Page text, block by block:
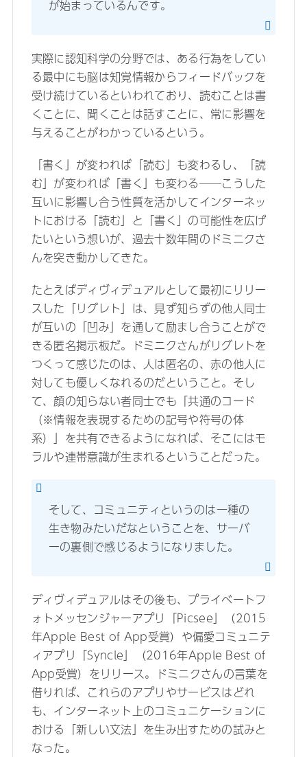
が始まっているんです。
実際に認知科学の分野では、ある行為をしてい
る最中にも脳は知覚情報からフィードバックを
受け続けているといわれており、読むことは書
くことに、聞くことは話すことに、常に影響を
与えることがわかっているという。
「書く」が変われば「読む」も変わるし、「読
む」が変われば「書く」も変わる──こうした
互いに影響し合う性質を活かしてインターネッ
トにおける「読む」と「書く」の可能性を広げ
たいという想いが、過去十数年間のドミニクさ
んを突き動かしてきた。
たとえばディヴィデュアルとして最初にリリー
スした「リグレト」は、見ず知らずの他人同士
が互いの「凹み」を通して励まし合うことがで
きる匿名掲示板だ。ドミニクさんがリグレトを
つくって感じたのは、人は匿名の、赤の他人に
対しても優しくなれるのだということ。そし
て、顔の知らない者同士でも「共通のコード
（※情報を表現するための記号や符号の体
系）」を共有できるようになれば、そこにはモ
ラルや連帯意識が生まれるということだった。
そして、コミュニティというのは一種の
生き物みたいだなということを、サーバ
ーの裏側で感じるようになりました。
ディヴィデュアルはその後も、プライベートフ
ォトメッセンジャーアプリ「Picsee」（2015
年Apple Best of App受賞）や偏愛コミュニテ
ィアプリ「Syncle」（2016年Apple Best of
App受賞）をリリース。ドミニクさんの言葉を
借りれば、これらのアプリやサービスはどれ
も、インターネット上のコミュニケーションに
おける「新しい文法」を生み出すための試みと
なった。